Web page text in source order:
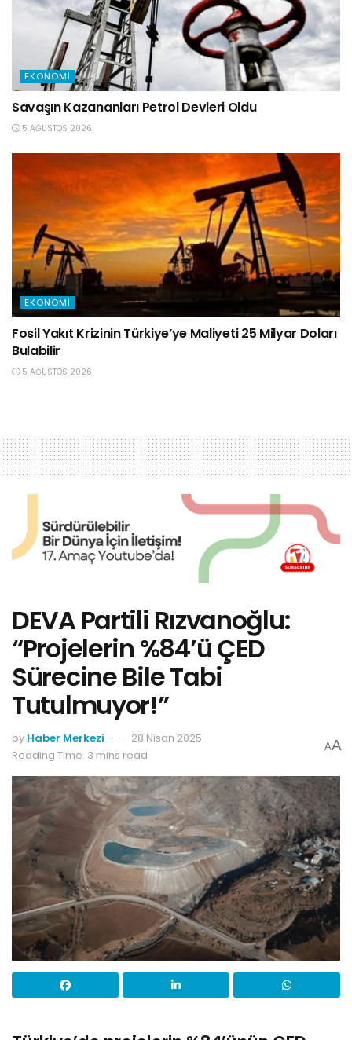
EKONOMI
Savaşın Kazananları Petrol Devleri Oldu
5 AĞUSTOS 2026
EKONOMI
Fosil Yakıt Krizinin Türkiye’ye Maliyeti 25 Milyar Doları
Bulabilir
5 AĞUSTOS 2026
DEVA Partili Rızvanoğlu:
“Projelerin %84’ü ÇED
Sürecine Bile Tabi
Tutulmuyor!”
by Haber Merkezi
28 Nisan 2025
Reading Time: 3 mins read
AA